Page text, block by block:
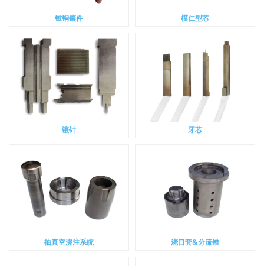
铍铜镶件 模仁型芯
镶针 牙芯
抽真空浇注系统 浇口套&分流锥